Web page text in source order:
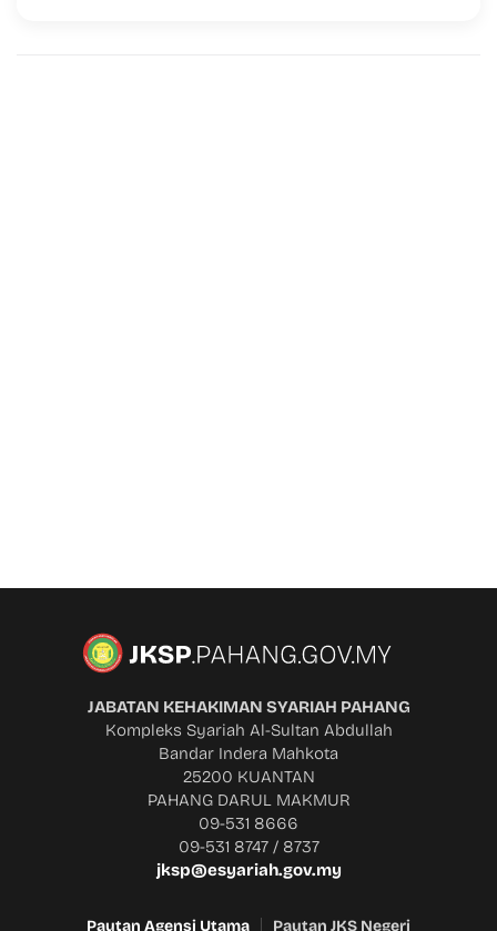
JABATAN KEHAKIMAN SYARIAH PAHANG
Kompleks Syariah Al-Sultan Abdullah
Bandar Indera Mahkota
25200 KUANTAN
PAHANG DARUL MAKMUR
09-531 8666
09-531 8747 / 8737
jksp@esyariah.gov.my
Pautan Agensi Utama Pautan JKS Negeri